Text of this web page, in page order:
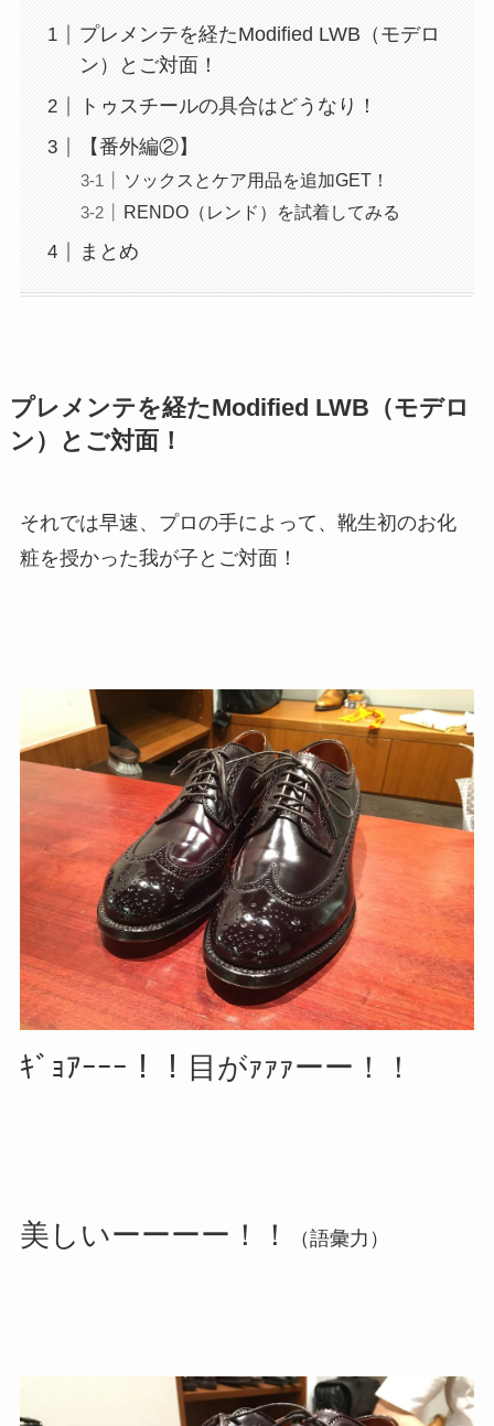
プレメンテを経たModified LWB（モデロ
ン）とご対面！
トゥスチールの具合はどうなり！
【番外編②】
ソックスとケア用品を追加GET！
RENDO（レンド）を試着してみる
まとめ
プレメンテを経たModified LWB（モデロ
ン）とご対面！
それでは早速、プロの手によって、靴生初のお化
粧を授かった我が子とご対面！
ｷﾞｮｱｰｰｰ！！目がｧｧｧーー！！
美しいーーーー！！ （語彙力）